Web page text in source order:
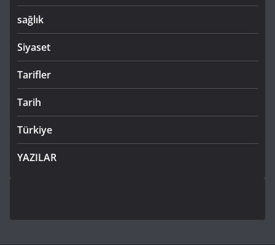
sağlık
Siyaset
Tarifler
Tarih
Türkiye
YAZILAR